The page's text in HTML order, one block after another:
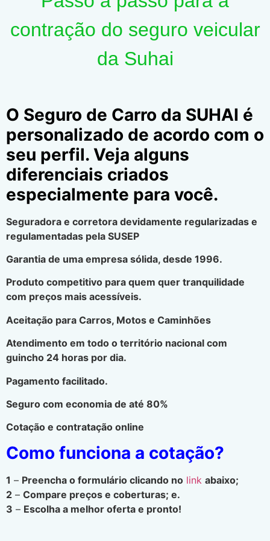
contração do seguro veicular
da Suhai
O Seguro de Carro da SUHAI é
personalizado de acordo com o
seu perfil. Veja alguns
diferenciais criados
especialmente para você.
Seguradora e corretora devidamente regularizadas e
regulamentadas pela SUSEP
Garantia de uma empresa sólida, desde 1996.
Produto competitivo para quem quer tranquilidade
com preços mais acessíveis.
Aceitação para Carros, Motos e Caminhões
Atendimento em todo o território nacional com
guincho 24 horas por dia.
Pagamento facilitado.
Seguro com economia de até 80%
Cotação e contratação online
Como funciona a cotação?
1 – Preencha o formulário clicando no link abaixo;
2 – Compare preços e coberturas; e.
3 – Escolha a melhor oferta e pronto!